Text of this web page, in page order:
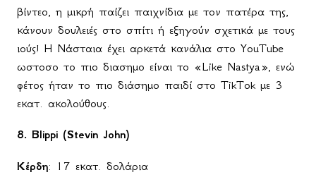
βίντεο, η μικρή παίζει παιχνίδια με τον πατέρα της,
κάνουν δουλειές στο σπίτι ή εξηγούν σχετικά με τους
ιούς! Η Νάσταια έχει αρκετά κανάλια στο YouTube
ωστοσο το πιο διασημο είναι το «Like Nastya », ενώ
φέτος ήταν το πιο διάσημο παιδί στο TikTok με 3
εκατ. ακολούθους.
8. Blippi (Stevin John)
Κέρδη: 17 εκατ. δολάρια